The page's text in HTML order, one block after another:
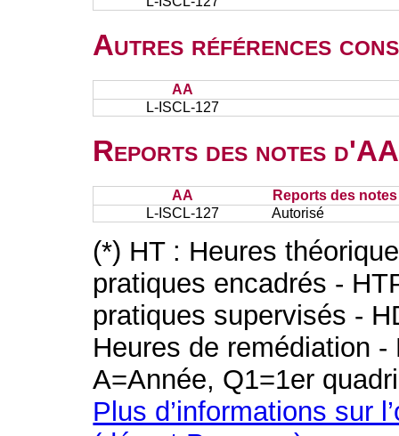
Autres références
AA
L-ISCL-127
Reports des notes
AA
Reports des
L-ISCL-127
Autorisé
(*) HT : Heures
pratiques encadrés -
pratiques supervisés -
Heures de remédiation
A=Année, Q1=1er
Plus d’informations sur